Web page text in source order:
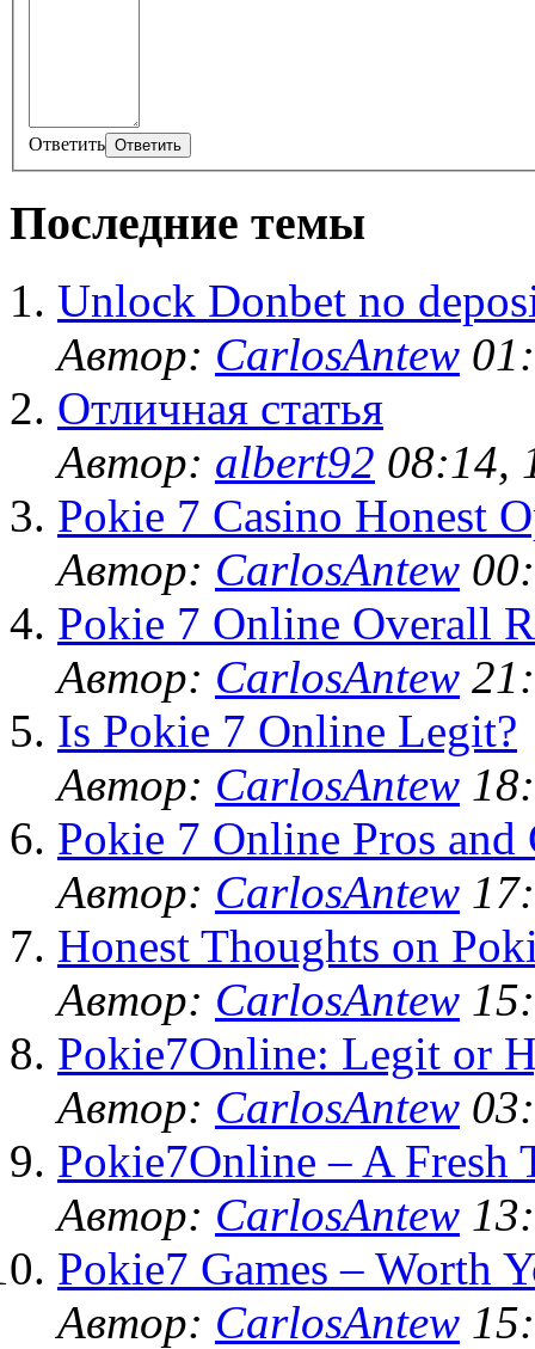
Ответить
Последние темы
Unlock Donbet no
Автор: CarlosAntew
Отличная статья
Автор: albert92 08:14,
Pokie 7 Casino Honest
Автор: CarlosAntew
Pokie 7 Online Overall
Автор: CarlosAntew
Is Pokie 7 Online Legit?
Автор: CarlosAntew
Pokie 7 Online Pros and
Автор: CarlosAntew
Honest Thoughts on
Автор: CarlosAntew
Pokie7Online: Legit or
Автор: CarlosAntew
Pokie7Online – A Fresh
Автор: CarlosAntew
Pokie7 Games – Worth
Автор: CarlosAntew